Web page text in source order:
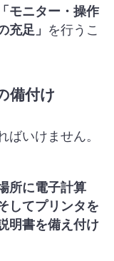
「モニター・操作
充足」 を行うこ
備付け
ばいけません。
所に電子計算
してプリンタを
明書を備え付け